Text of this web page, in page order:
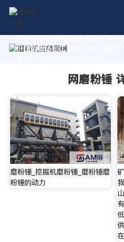
作为专业的 网磨粉锤 制造厂家
价值的粉体加工系统方案。获取厂
网磨粉锤
磨粉锤_挖掘机磨粉锤_磨粉锤磨
粉锤的动力